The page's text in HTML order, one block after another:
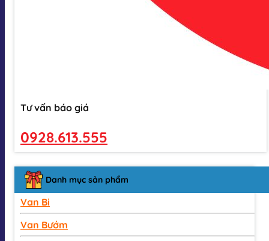
Tư vấn báo giá
0928.613.555
Danh mục sản phẩm
Van Bi
Van Bướm